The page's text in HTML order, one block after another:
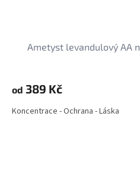
Ametyst levandulový AA
od 389 Kč
Koncentrace - Ochrana - Láska